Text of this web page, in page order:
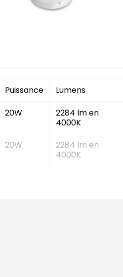
Puissance Lumens
20W
2284 lm en
4000K
20W
2284 lm en
4000K